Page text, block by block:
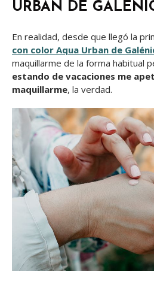
URBAN DE
En realidad, desde que llegó la
con color Aqua Urban de
maquillarme de la forma habitual
estando de vacaciones me
maquillarme, la verdad.